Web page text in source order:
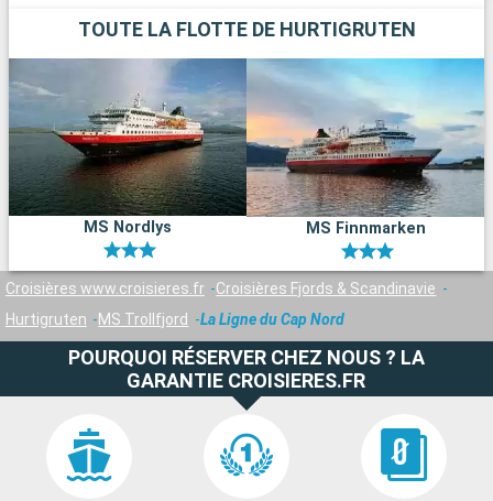
TOUTE LA FLOTTE DE HURTIGRUTEN
MS Nordlys MS Finnmarken
Croisières www.croisieres.fr
Croisières Fjords & Scandinavie
Hurtigruten
MS Trollfjord La Ligne du Cap Nord
POURQUOI RÉSERVER CHEZ NOUS ? LA
GARANTIE CROISIERES.FR